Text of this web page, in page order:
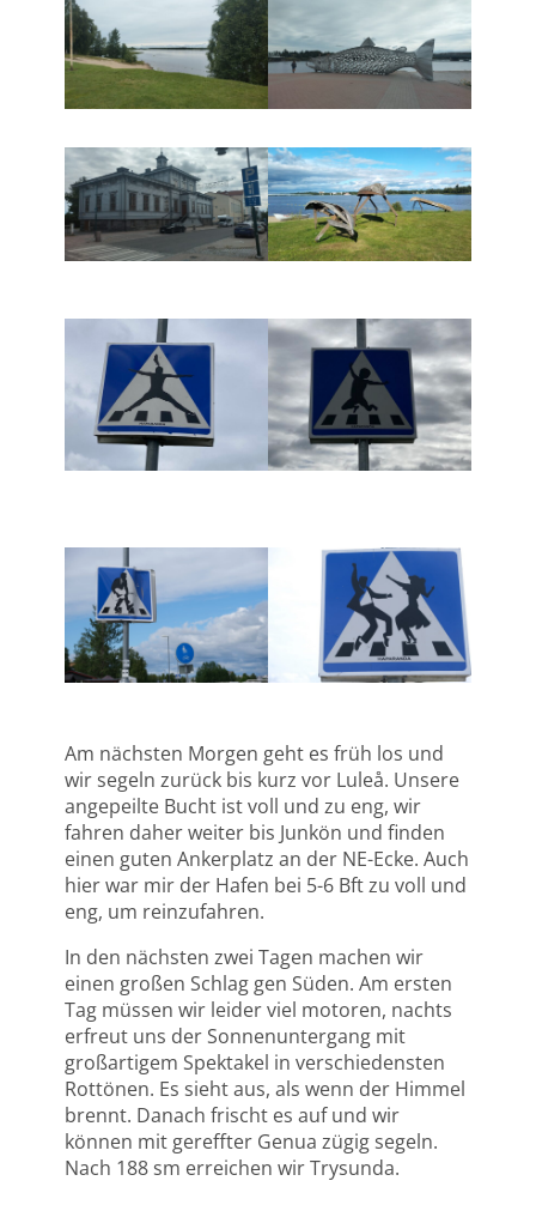
Am nächsten Morgen geht es früh los und
wir segeln zurück bis kurz vor Luleå. Unsere
angepeilte Bucht ist voll und zu eng, wir
fahren daher weiter bis Junkön und finden
einen guten Ankerplatz an der NE-Ecke. Auch
hier war mir der Hafen bei 5-6 Bft zu voll und
eng, um reinzufahren.
In den nächsten zwei Tagen machen wir
einen großen Schlag gen Süden. Am ersten
Tag müssen wir leider viel motoren, nachts
erfreut uns der Sonnenuntergang mit
großartigem Spektakel in verschiedensten
Rottönen. Es sieht aus, als wenn der Himmel
brennt. Danach frischt es auf und wir
können mit gereffter Genua zügig segeln.
Nach 188 sm erreichen wir Trysunda.